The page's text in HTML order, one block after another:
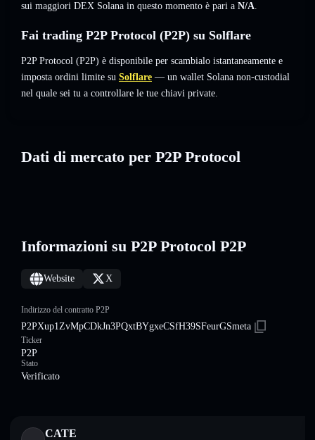
sui maggiori DEX Solana in questo momento è pari a N/A.
Fai trading P2P Protocol (P2P) su Solflare
P2P Protocol (P2P) è disponibile per scambialo istantaneamente e
imposta ordini limite su Solflare — un wallet Solana non-custodial
nel quale sei tu a controllare le tue chiavi private.
Dati di mercato per P2P Protocol
Informazioni su P2P Protocol P2P
Website X
Indirizzo del contratto P2P
P2PXup1ZvMpCDkJn3PQxtBYgxeCSfH39SFeurGSmeta
Ticker
P2P
Stato
Verificato
CATE